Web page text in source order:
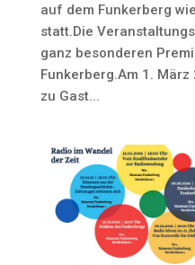
auf dem Funkerberg
statt.Die
ganz besonderen
Funkerberg.Am 1.
zu Gast...